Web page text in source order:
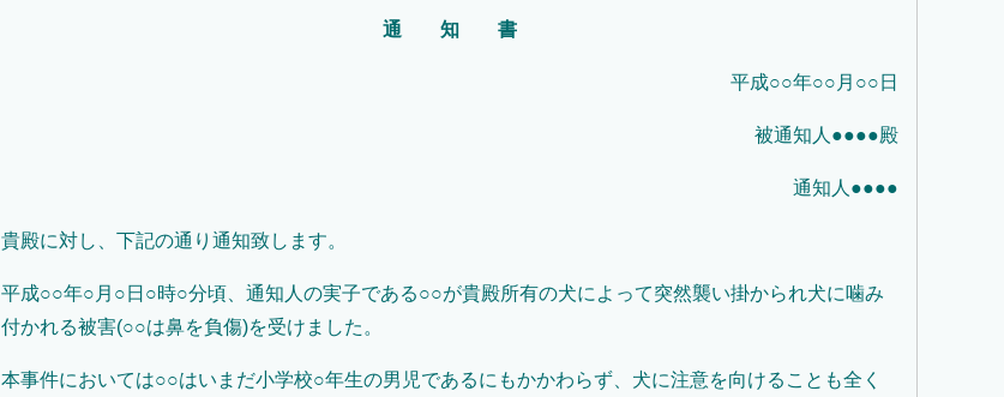
通 知 書
平成○○年○○月○○日
被通知人●●●●殿
通知人●●●●
貴殿に対し、下記の通り通知致します。
平成○○年○月○日○時○分頃、通知人の実子である○○が貴殿所有の犬によって突然襲い掛かられ犬に噛み
付かれる被害(○○は鼻を負傷)を受けました。
本事件においては○○はいまだ小学校○年生の男児であるにもかかわらず、犬に注意を向けることも全く